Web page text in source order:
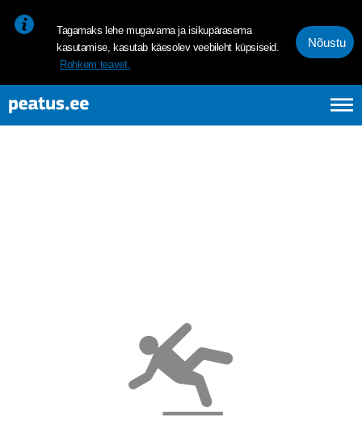
Tagamaks lehe mugavama ja isikupärasema
kasutamise, kasutab käesolev veebileht küpsiseid.
Rohkem teavet.
Nõustu